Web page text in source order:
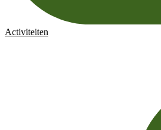
Activiteiten